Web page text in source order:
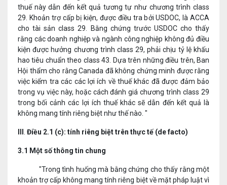
thuế này dẫn đến kết quả tương tự như chương trình class
29. Khoản trợ cấp bị kiện, được điều tra bởi USDOC, là ACCA
cho tài sản class 29. Bằng chứng trước USDOC cho thấy
rằng các doanh nghiệp và ngành công nghiệp không đủ điều
kiện được hưởng chương trình class 29, phải chịu tỷ lệ khấu
hao tiêu chuẩn theo class 43. Dựa trên những điều trên, Ban
Hội thẩm cho rằng Canada đã không chứng minh được rằng
việc kiểm tra các các lợi ích về thuế khác đã được đảm bảo
trong vụ việc này, hoặc cách đánh giá chương trình class 29
trong bối cảnh các lợi ích thuế khác sẽ dẫn đến kết quả là
không mang tính riêng biệt như thế nào. "
Điều 2.1 (c): tính riêng biệt trên thực tế (de facto)
3.1 Một số thông tin chung
"Trong tình huống mà bằng chứng cho thấy rằng một
khoản trợ cấp không mang tính riêng biệt về mặt pháp luật vì